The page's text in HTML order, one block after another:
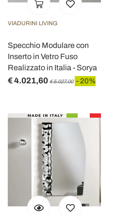
VIADURINI LIVING
Specchio Modulare con
Inserto in Vetro Fuso
Realizzato in Italia - Sorya
€ 4.021,60 € 5.027,00 - 20%